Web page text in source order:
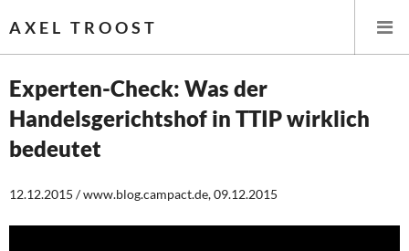
AXEL TROOST
Startseite
Experten-Check: Was der
Handelsgerichtshof in TTIP wirklich
bedeutet
12.12.2015 / www.blog.campact.de, 09.12.2015